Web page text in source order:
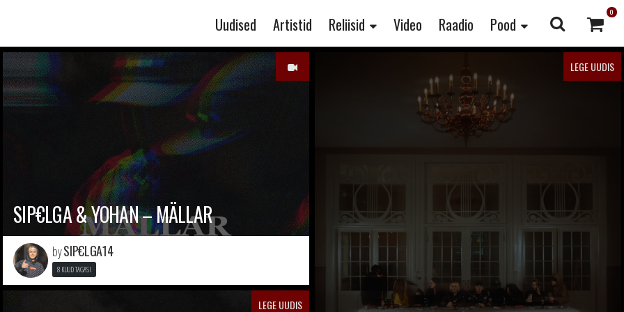
Uudised Artistid Reliisid Video Raadio Pood
0
SIP€LGA & YOHAN – MÄLLAR
bySIP€LGA14
8 KUUD TAGASI
LEGE UUDIS
LEGE UUDIS